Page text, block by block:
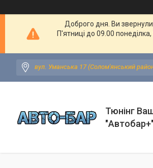
Доброго дня. Ви
П'ятниці до 09.00
вул. Уманська 17 (Солом'янський
Тюнінг
"Автобар+"